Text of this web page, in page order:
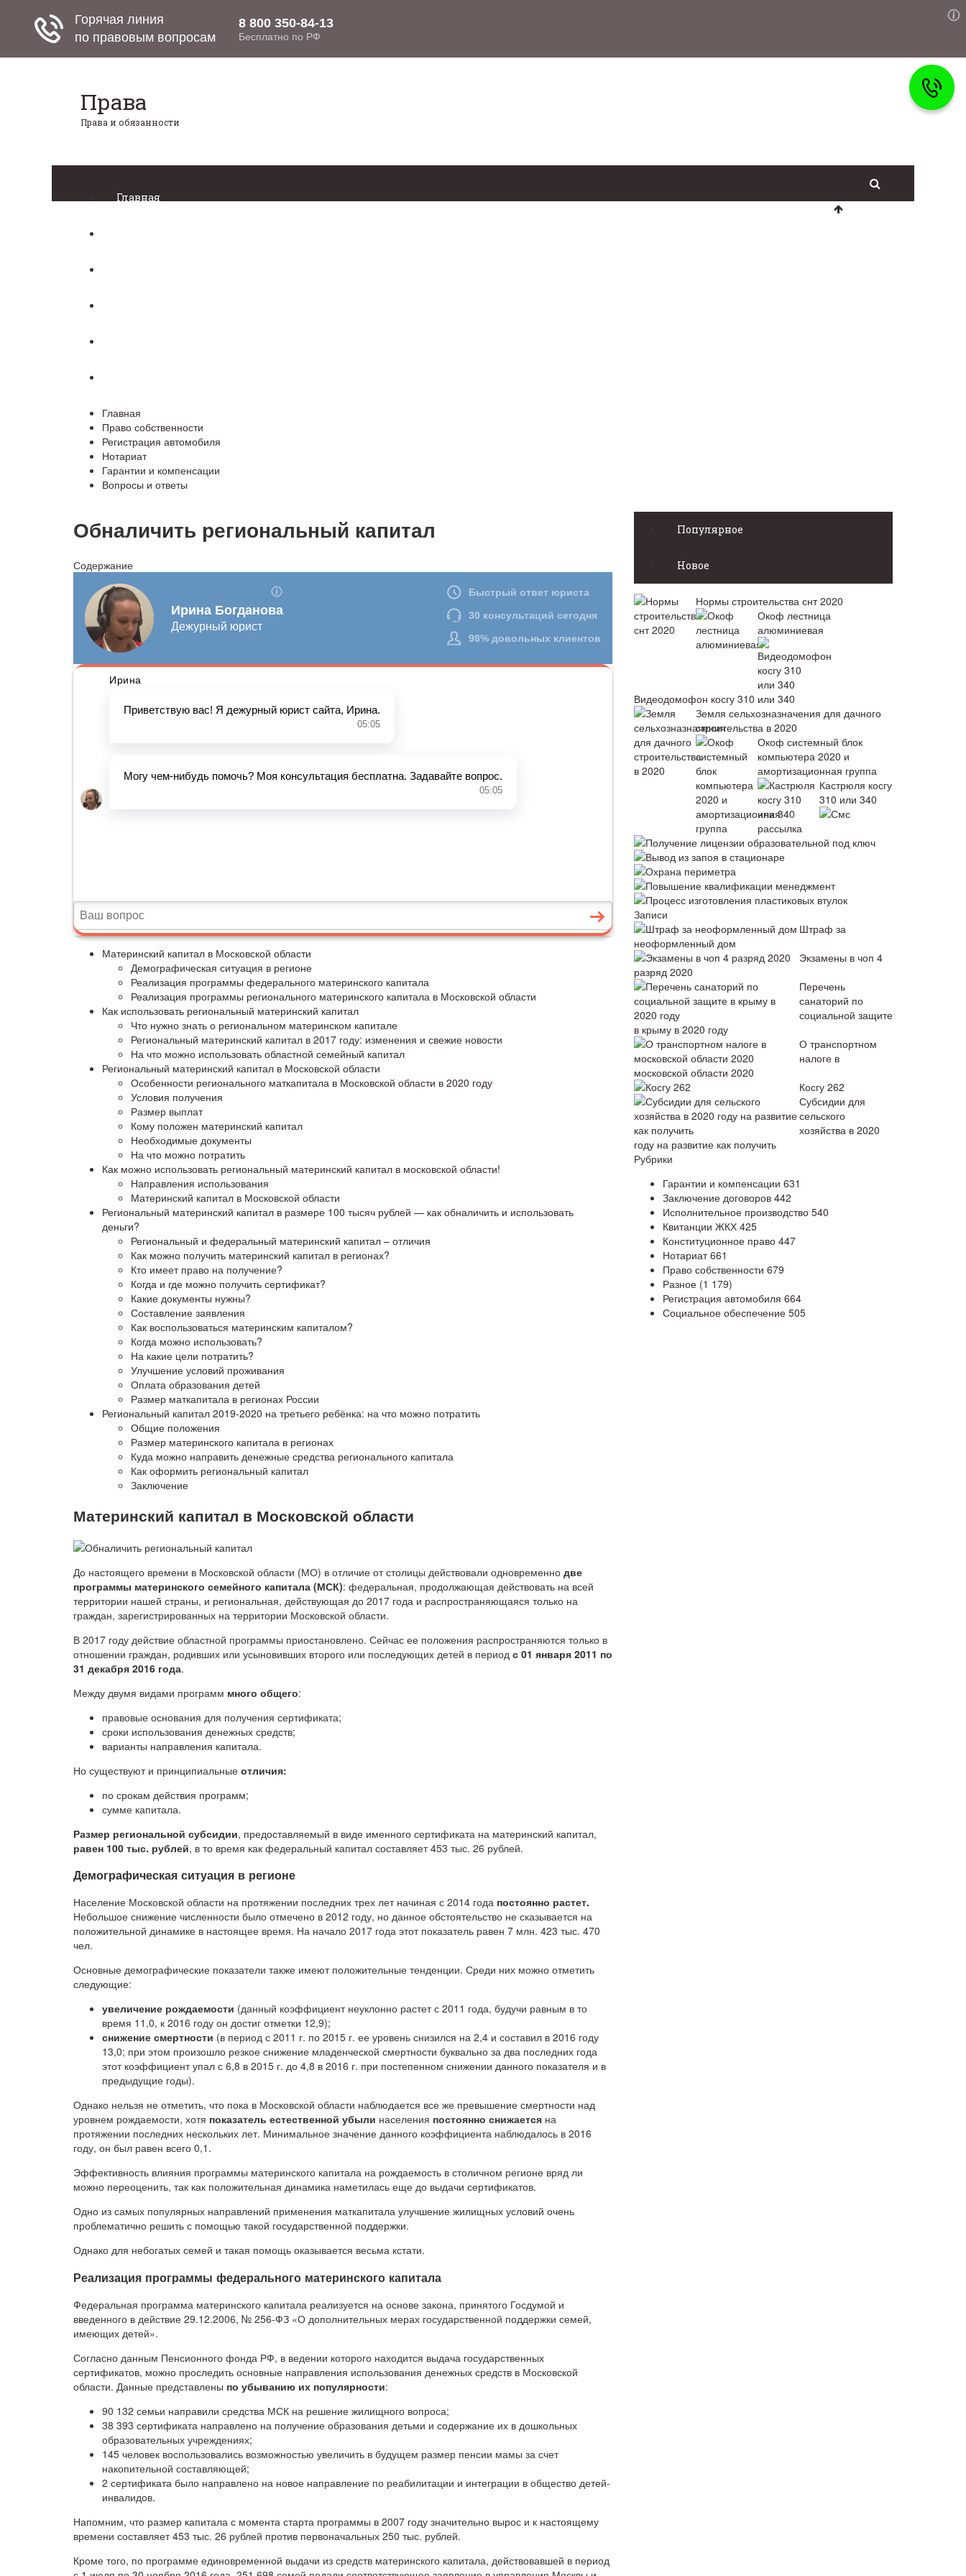
Права
Права и обязанности
Главная
Главная
Право собственности
Регистрация автомобиля
Нотариат
Гарантии и компенсации
Вопросы и ответы
Обналичить региональный капитал
Содержание
Материнский капитал в Московской области
Демографическая ситуация в регионе
Реализация программы федерального материнского капитала
Реализация программы регионального материнского капитала в Московской области
Как использовать региональный материнский капитал
Что нужно знать о региональном материнском капитале
Региональный материнский капитал в 2017 году: изменения и свежие новости
На что можно использовать областной семейный капитал
Региональный материнский капитал в Московской области
Особенности регионального маткапитала в Московской области в 2020 году
Условия получения
Размер выплат
Кому положен материнский капитал
Необходимые документы
На что можно потратить
Как можно использовать региональный материнский капитал в московской области!
Направления использования
Материнский капитал в Московской области
Региональный материнский капитал в размере 100 тысяч рублей — как обналичить и использовать
деньги?
Региональный и федеральный материнский капитал – отличия
Как можно получить материнский капитал в регионах?
Кто имеет право на получение?
Когда и где можно получить сертификат?
Какие документы нужны?
Составление заявления
Как воспользоваться материнским капиталом?
Когда можно использовать?
На какие цели потратить?
Улучшение условий проживания
Оплата образования детей
Размер маткапитала в регионах России
Региональный капитал 2019-2020 на третьего ребёнка: на что можно потратить
Общие положения
Размер материнского капитала в регионах
Куда можно направить денежные средства регионального капитала
Как оформить региональный капитал
Заключение
Материнский капитал в Московской области
До настоящего времени в Московской области (МО) в отличие от столицы действовали одновременно две
программы материнского семейного капитала (МСК): федеральная, продолжающая действовать на всей
территории нашей страны, и региональная, действующая до 2017 года и распространяющаяся только на
граждан, зарегистрированных на территории Московской области.
В 2017 году действие областной программы приостановлено. Сейчас ее положения распространяются только в
отношении граждан, родивших или усыновивших второго или последующих детей в период с 01 января 2011 по
31 декабря 2016 года.
Между двумя видами программ много общего:
правовые основания для получения сертификата;
сроки использования денежных средств;
варианты направления капитала.
Но существуют и принципиальные отличия:
по срокам действия программ;
сумме капитала.
Размер региональной субсидии, предоставляемый в виде именного сертификата на материнский капитал,
равен 100 тыс. рублей, в то время как федеральный капитал составляет 453 тыс. 26 рублей.
Демографическая ситуация в регионе
Население Московской области на протяжении последних трех лет начиная с 2014 года постоянно растет.
Небольшое снижение численности было отмечено в 2012 году, но данное обстоятельство не сказывается на
положительной динамике в настоящее время. На начало 2017 года этот показатель равен 7 млн. 423 тыс. 470
чел.
Основные демографические показатели также имеют положительные тенденции. Среди них можно отметить
следующие:
увеличение рождаемости (данный коэффициент неуклонно растет с 2011 года, будучи равным в то
время 11,0, к 2016 году он достиг отметки 12,9);
снижение смертности (в период с 2011 г. по 2015 г. ее уровень снизился на 2,4 и составил в 2016 году
13,0; при этом произошло резкое снижение младенческой смертности буквально за два последних года
этот коэффициент упал с 6,8 в 2015 г. до 4,8 в 2016 г. при постепенном снижении данного показателя и в
предыдущие годы).
Однако нельзя не отметить, что пока в Московской области наблюдается все же превышение смертности над
уровнем рождаемости, хотя показатель естественной убыли населения постоянно снижается на
протяжении последних нескольких лет. Минимальное значение данного коэффициента наблюдалось в 2016
году, он был равен всего 0,1.
Эффективность влияния программы материнского капитала на рождаемость в столичном регионе вряд ли
можно переоценить, так как положительная динамика наметилась еще до выдачи сертификатов.
Одно из самых популярных направлений применения маткапитала улучшение жилищных условий очень
проблематично решить с помощью такой государственной поддержки.
Однако для небогатых семей и такая помощь оказывается весьма кстати.
Реализация программы федерального материнского капитала
Федеральная программа материнского капитала реализуется на основе закона, принятого Госдумой и
введенного в действие 29.12.2006, № 256-ФЗ «О дополнительных мерах государственной поддержки семей,
имеющих детей».
Согласно данным Пенсионного фонда РФ, в ведении которого находится выдача государственных
сертификатов, можно проследить основные направления использования денежных средств в Московской
области. Данные представлены по убыванию их популярности:
90 132 семьи направили средства МСК на решение жилищного вопроса;
38 393 сертификата направлено на получение образования детьми и содержание их в дошкольных
образовательных учреждениях;
145 человек воспользовались возможностью увеличить в будущем размер пенсии мамы за счет
накопительной составляющей;
2 сертификата было направлено на новое направление по реабилитации и интеграции в общество детей-
инвалидов.
Напомним, что размер капитала с момента старта программы в 2007 году значительно вырос и к настоящему
времени составляет 453 тыс. 26 рублей против первоначальных 250 тыс. рублей.
Кроме того, по программе единовременной выдачи из средств материнского капитала, действовавшей в период
Популярное
Новое
Нормы строительства снт 2020
Окоф лестница
алюминиевая
Видеодомофон косгу 310 или 340
Земля сельхозназначения для дачного
строительства в 2020
Окоф системный блок
компьютера 2020 и
амортизационная группа
Кастрюля косгу
310 или 340
Смс
рассылка
Получение лицензии образовательной под ключ
Вывод из запоя в стационаре
Охрана периметра
Повышение квалификации менеджмент
Процесс изготовления пластиковых втулок
Записи
Штраф за
неоформленный дом
Экзамены в чоп 4
разряд 2020
Перечень
санаторий по
социальной защите
в крыму в 2020 году
О транспортном
налоге в
московской области 2020
Косгу 262
Субсидии для
сельского
хозяйства в 2020
году на развитие как получить
Рубрики
Гарантии и компенсации 631
Заключение договоров 442
Исполнительное производство 540
Квитанции ЖКХ 425
Конституционное право 447
Нотариат661
Право собственности 679
Разное (1 179)
Регистрация автомобиля 664
Социальное обеспечение 505